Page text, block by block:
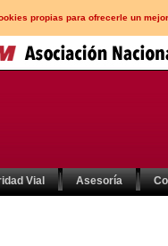
propias para ofrecerle un
Vial Asesoría